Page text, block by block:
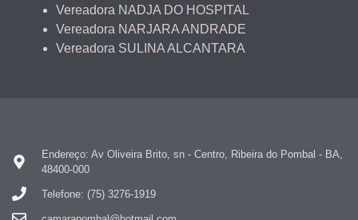
Vereadora NADJA DO HOSPITAL
Vereadora NARJARA ANDRADE
Vereadora SULINA ALCANTARA
Endereço: Av Oliveira Brito, sn - Centro, Ribeira do Pombal - BA,
48400-000
Telefone: (75) 3276-1919